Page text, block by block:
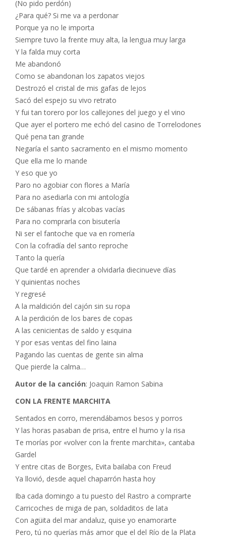
(No pido perdón)
¿Para qué? Si me va a perdonar
Porque ya no le importa
Siempre tuvo la frente muy alta, la lengua muy larga
Y la falda muy corta
Me abandonó
Como se abandonan los zapatos viejos
Destrozó el cristal de mis gafas de lejos
Sacó del espejo su vivo retrato
Y fui tan torero por los callejones del juego y el vino
Que ayer el portero me echó del casino de Torrelodones
Qué pena tan grande
Negaría el santo sacramento en el mismo momento
Que ella me lo mande
Y eso que yo
Paro no agobiar con flores a María
Para no asediarla con mi antología
De sábanas frías y alcobas vacías
Para no comprarla con bisutería
Ni ser el fantoche que va en romería
Con la cofradía del santo reproche
Tanto la quería
Que tardé en aprender a olvidarla diecinueve días
Y quinientas noches
Y regresé
A la maldición del cajón sin su ropa
A la perdición de los bares de copas
A las cenicientas de saldo y esquina
Y por esas ventas del fino laina
Pagando las cuentas de gente sin alma
Que pierde la calma…
Autor de la canción: Joaquin Ramon Sabina
CON LA FRENTE MARCHITA
Sentados en corro, merendábamos besos y porros
Y las horas pasaban de prisa, entre el humo y la risa
Te morías por «volver con la frente marchita», cantaba
Gardel
Y entre citas de Borges, Evita bailaba con Freud
Ya llovió, desde aquel chaparrón hasta hoy
Iba cada domingo a tu puesto del Rastro a comprarte
Carricoches de miga de pan, soldaditos de lata
Con agüita del mar andaluz, quise yo enamorarte
Pero, tú no querías más amor que el del Río de la Plata